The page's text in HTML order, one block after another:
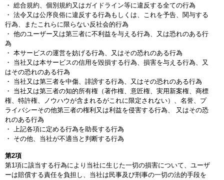
・ 総合規約、個別規約又はガイドライン等に違反する全ての行為
・ 法令又は公序良俗に違反する行為もしくは、これを予告、関与する
行為、またこれらに限らない反社会的行為
・ 他のユーザー又は第三者に不利益を与える行為、又は恐れのある行
為
・ 本サービスの運営を妨げる行為、又はその恐れのある行為
・ 当社又は本サービスの信用を毀損する行為、損害を与える行為、又
はその恐れのある行為
・ 当社又は第三者を中傷、誹謗する行為、又はその恐れのある行為
・ 当社又は第三者の知的所有権（著作権、意匠権、実用新案権、商標
権、特許権、ノウハウが含まれるがこれに限定されない）、名誉、プ
ライバシーその他第三者の権利又は利益を侵害する行為、 又はその恐
れのある行為
・ 上記各項に定める行為を助長する行為
・ その他、当社が不適当と判断する行為
第2項
第1項に該当する行為により当社に生じた一切の損害について、ユーザ
ーは賠償する責任を負担し、当社は民事及び刑事の一切の法的手段を